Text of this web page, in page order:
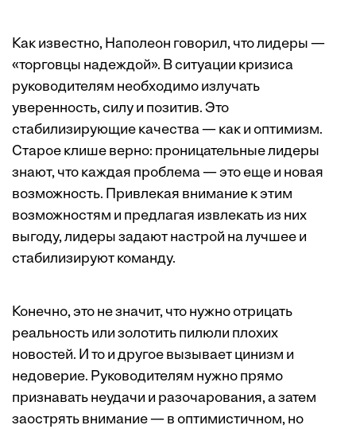
Как известно, Наполеон говорил, что лидеры —
«торговцы надеждой». В ситуации кризиса
руководителям необходимо излучать
уверенность, силу и позитив. Это
стабилизирующие качества — как и оптимизм.
Старое клише верно: проницательные лидеры
знают, что каждая проблема — это еще и новая
возможность. Привлекая внимание к этим
возможностям и предлагая извлекать из них
выгоду, лидеры задают настрой на лучшее и
стабилизируют команду.
Конечно, это не значит, что нужно отрицать
реальность или золотить пилюли плохих
новостей. И то и другое вызывает цинизм и
недоверие. Руководителям нужно прямо
признавать неудачи и разочарования, а затем
заострять внимание — в оптимистичном, но